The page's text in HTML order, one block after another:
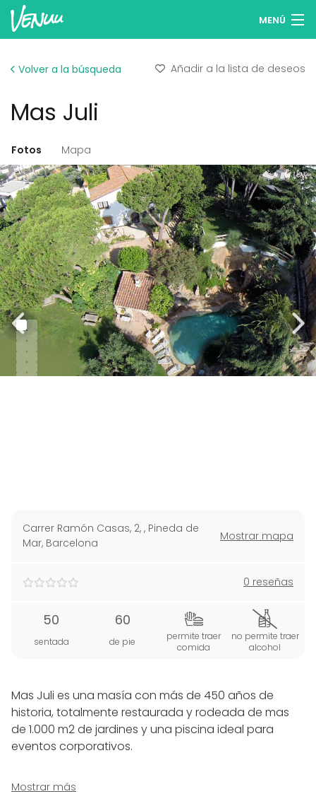
MENÚ
Publicar tu espacio
Volver a la búsqueda Añadir a la lista de deseos
Mas Juli
Fotos Mapa
Carrer Ramón Casas, 2, , Pineda de
Mar, Barcelona
Mostrar mapa
0 reseñas
50
sentada
60
de pie
permite traer
comida
no permite traer
alcohol
Mas Juli es una masía con más de 450 años de
historia, totalmente restaurada y rodeada de mas
de 1.000 m2 de jardines y una piscina ideal para
eventos corporativos.
También dispone de salones para reuniones y
presentaciones.
Mostrar más